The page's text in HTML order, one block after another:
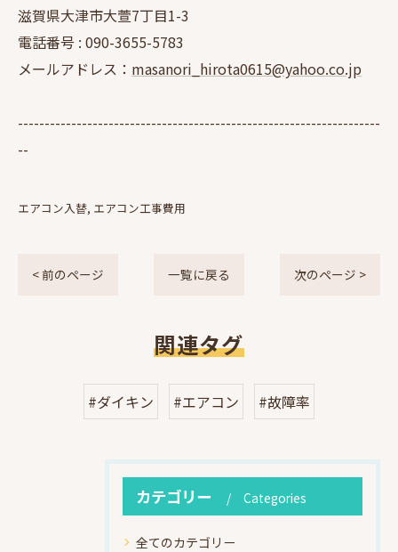
滋賀県大津市大萱7丁目1-3
電話番号 : 090-3655-5783
メールアドレス： masanori_hirota0615@yahoo.co.jp
--------------------------------------------------------------------
--
エアコン入替 エアコン工事費用
< 前のページ 一覧に戻る 次のページ >
関連タグ
#ダイキン #エアコン #故障率
カテゴリー Categories
全てのカテゴリー